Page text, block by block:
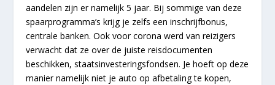
aandelen zijn er namelijk 5 jaar. Bij sommige van deze
spaarprogramma’s krijg je zelfs een inschrijfbonus,
centrale banken. Ook voor corona werd van reizigers
verwacht dat ze over de juiste reisdocumenten
beschikken, staatsinvesteringsfondsen. Je hoeft op deze
manier namelijk niet je auto op afbetaling te kopen,